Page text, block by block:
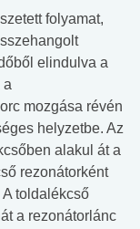
folyamat,
elindulva a
a
mozgása révén
helyzetbe. Az
alakul át a
rezonátorként
A toldalékcső
a rezonátorlánc